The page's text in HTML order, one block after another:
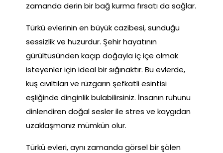
zamanda derin bir bağ kurma fırsatı da sağlar.
Türkü evlerinin en büyük cazibesi, sunduğu
sessizlik ve huzurdur. Şehir hayatının
gürültüsünden kaçıp doğayla iç içe olmak
isteyenler için ideal bir sığınaktır. Bu evlerde,
kuş cıvıltıları ve rüzgarın şefkatli esintisi
eşliğinde dinginlik bulabilirsiniz. İnsanın ruhunu
dinlendiren doğal sesler ile stres ve kaygıdan
uzaklaşmanız mümkün olur.
Türkü evleri, aynı zamanda görsel bir şölen